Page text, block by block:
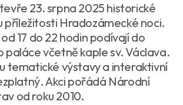
23. srpna 2025 historické
příležitosti Hradozámecké noci.
17 do 22 hodin podívají do
paláce včetně kaple sv. Václava.
tematické výstavy a interaktivní
Akci pořádá Národní
od roku 2010.